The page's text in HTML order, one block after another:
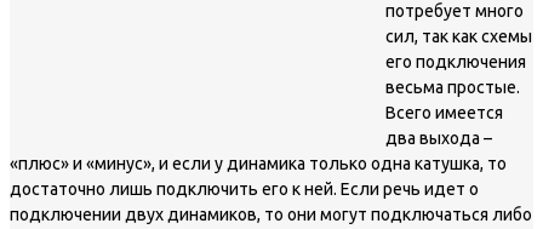
потребует много
сил, так как схемы
его подключения
весьма простые.
Всего имеется
два выхода –
«плюс» и «минус», и если у динамика только одна катушка, то
достаточно лишь подключить его к ней. Если речь идет о
подключении двух динамиков, то они могут подключаться либо